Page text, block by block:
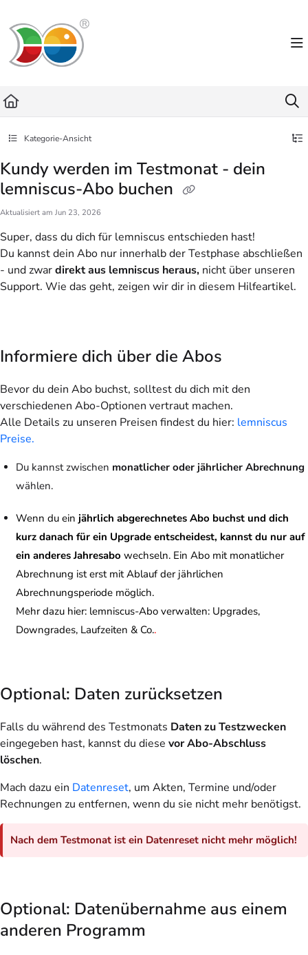
Fetch the complete documentation index at:
Use this file to discover all available pages before exploring further.
Kategorie-Ansicht
Kundy werden im Testmonat - dein
lemniscus-Abo buchen
Aktualisiert am Jun 23, 2026
Super, dass du dich für lemniscus entschieden hast!
Du kannst dein Abo nur innerhalb der Testphase abschließen
- und zwardirekt aus lemniscus heraus, nicht über unseren
Support. Wie das geht, zeigen wir dir in diesem Hilfeartikel.
Informiere dich über die Abos
Bevor du dein Abo buchst, solltest du dich mit den
verschiedenen Abo-Optionen vertraut machen.
Alle Details zu unseren Preisen findest du hier: lemniscus
Preise.
Du kannst zwischen monatlicher oder jährlicher Abrechnung
wählen.
Wenn du ein jährlich abgerechnetes Abo buchst und dich
kurz danach für ein Upgrade entscheidest, kannst du nur auf
ein anderes Jahresabo wechseln. Ein Abo mit monatlicher
Abrechnung ist erst mit Ablauf der jährlichen
Abrechnungsperiode möglich.
Mehr dazu hier: lemniscus-Abo verwalten: Upgrades,
Downgrades, Laufzeiten & Co..
Optional: Daten zurücksetzen
Falls du während des Testmonats Daten zu Testzwecken
eingegeben hast, kannst du diese vor Abo-Abschluss
löschen.
Mach dazu ein Datenreset, um Akten, Termine und/oder
Rechnungen zu entfernen, wenn du sie nicht mehr benötigst.
Nach dem Testmonat ist ein Datenreset nicht mehr möglich!
Optional: Datenübernahme aus einem
anderen Programm